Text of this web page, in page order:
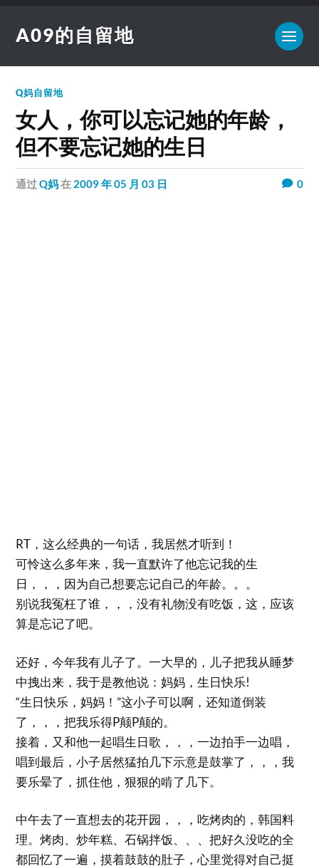
A09的自留地
Q妈自留地
女人，你可以忘记她的年龄，
但不要忘记她的生日
通过Q妈在 2009 年 05 月 03 日 0
RT，这么经典的一句话，我居然才听到！
可怜这么多年来，我一直默许了他忘记我的生
日，，，因为自己想要忘记自己的年龄。。。
别说我冤枉了谁，，，没有礼物没有吃饭，这，应该
算是忘记了吧。
还好，今年我有儿子了。一大早的，儿子把我从睡梦
中拽出来，我于是教他说：妈妈，生日快乐!
“生日快乐，妈妈！”这小子可以啊，还知道倒装
了，，，把我乐得P颠P颠的。
接着，又和他一起唱生日歌，，，一边拍手一边唱，
唱到最后，小子居然猛拍几下示意是鼓掌了，，，我
要乐晕了，抓住他，狠狠的啃了几下。
中午去了一直想去的花开园，，，吃烤肉的，韩国料
理。烤肉、炒年糕、石锅拌饭、、、把好久没吃的全
都回忆了一遍，摸着鼓鼓的肚子，心里觉得对自己挺